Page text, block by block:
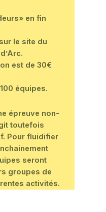
en fin
le site du
est de 30€
équipes.
épreuve non-
toutefois
Pour fluidifier
seront
groupes de
activités.